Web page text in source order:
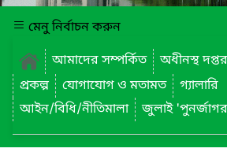
মেনু নির্বাচন করুন
আমাদের সম্পর্কিত
অধীনস্থ
প্রকল্প
যোগাযোগ ও মতামত
গ্যালারি
আইন/বিধি/নীতিমালা
জুলাই